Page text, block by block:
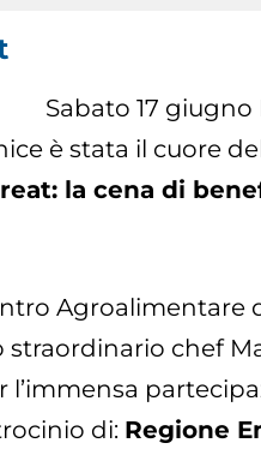
Sabato 17
è stata il cuore
la cena di
straordinario chef
l’immensa
di: Regione